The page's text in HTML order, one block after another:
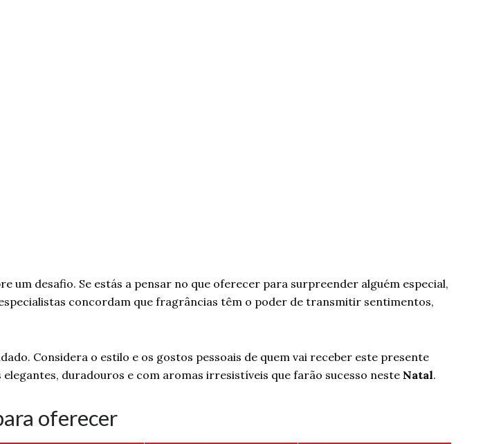
um desafio. Se estás a pensar no que oferecer para surpreender alguém especial,
concordam que fragrâncias têm o poder de transmitir sentimentos,
Considera o estilo e os gostos pessoais de quem vai receber este presente
duradouros e com aromas irresistíveis que farão sucesso neste Natal.
oferecer